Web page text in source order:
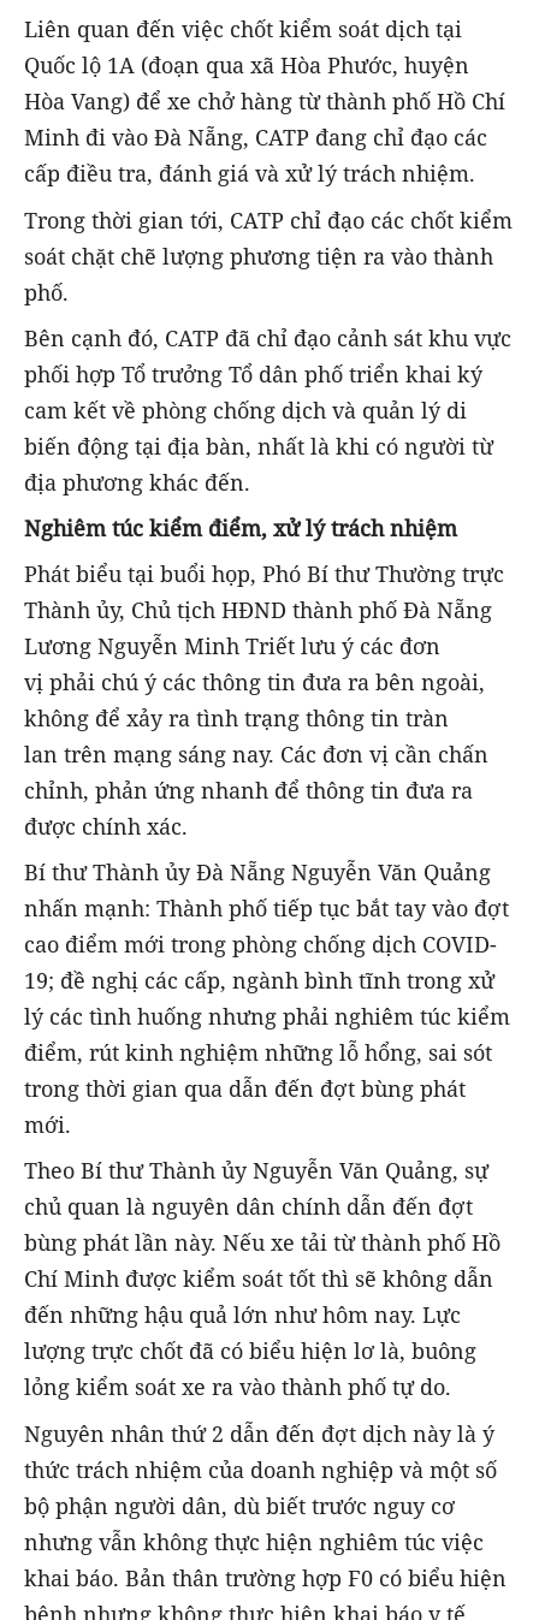
Liên quan đến việc chốt kiểm soát dịch tại
Quốc lộ 1A (đoạn qua xã Hòa Phước, huyện
Hòa Vang) để xe chở hàng từ thành phố Hồ Chí
Minh đi vào Đà Nẵng, CATP đang chỉ đạo các
cấp điều tra, đánh giá và xử lý trách nhiệm.
Trong thời gian tới, CATP chỉ đạo các chốt kiểm
soát chặt chẽ lượng phương tiện ra vào thành
phố.
Bên cạnh đó, CATP đã chỉ đạo cảnh sát khu vực
phối hợp Tổ trưởng Tổ dân phố triển khai ký
cam kết về phòng chống dịch và quản lý di
biến động tại địa bàn, nhất là khi có người từ
địa phương khác đến.
Nghiêm túc kiểm điểm, xử lý trách nhiệm
Phát biểu tại buổi họp, Phó Bí thư Thường trực
Thành ủy, Chủ tịch HĐND thành phố Đà Nẵng
Lương Nguyễn Minh Triết lưu ý các đơn
vị phải chú ý các thông tin đưa ra bên ngoài,
không để xảy ra tình trạng thông tin tràn
lan trên mạng sáng nay. Các đơn vị cần chấn
chỉnh, phản ứng nhanh để thông tin đưa ra
được chính xác.
Bí thư Thành ủy Đà Nẵng Nguyễn Văn Quảng
nhấn mạnh: Thành phố tiếp tục bắt tay vào đợt
cao điểm mới trong phòng chống dịch COVID-
19; đề nghị các cấp, ngành bình tĩnh trong xử
lý các tình huống nhưng phải nghiêm túc kiểm
điểm, rút kinh nghiệm những lỗ hổng, sai sót
trong thời gian qua dẫn đến đợt bùng phát
mới.
Theo Bí thư Thành ủy Nguyễn Văn Quảng, sự
chủ quan là nguyên dân chính dẫn đến đợt
bùng phát lần này. Nếu xe tải từ thành phố Hồ
Chí Minh được kiểm soát tốt thì sẽ không dẫn
đến những hậu quả lớn như hôm nay. Lực
lượng trực chốt đã có biểu hiện lơ là, buông
lỏng kiểm soát xe ra vào thành phố tự do.
Nguyên nhân thứ 2 dẫn đến đợt dịch này là ý
thức trách nhiệm của doanh nghiệp và một số
bộ phận người dân, dù biết trước nguy cơ
nhưng vẫn không thực hiện nghiêm túc việc
khai báo. Bản thân trường hợp F0 có biểu hiện
bệnh nhưng không thực hiện khai báo y tế.